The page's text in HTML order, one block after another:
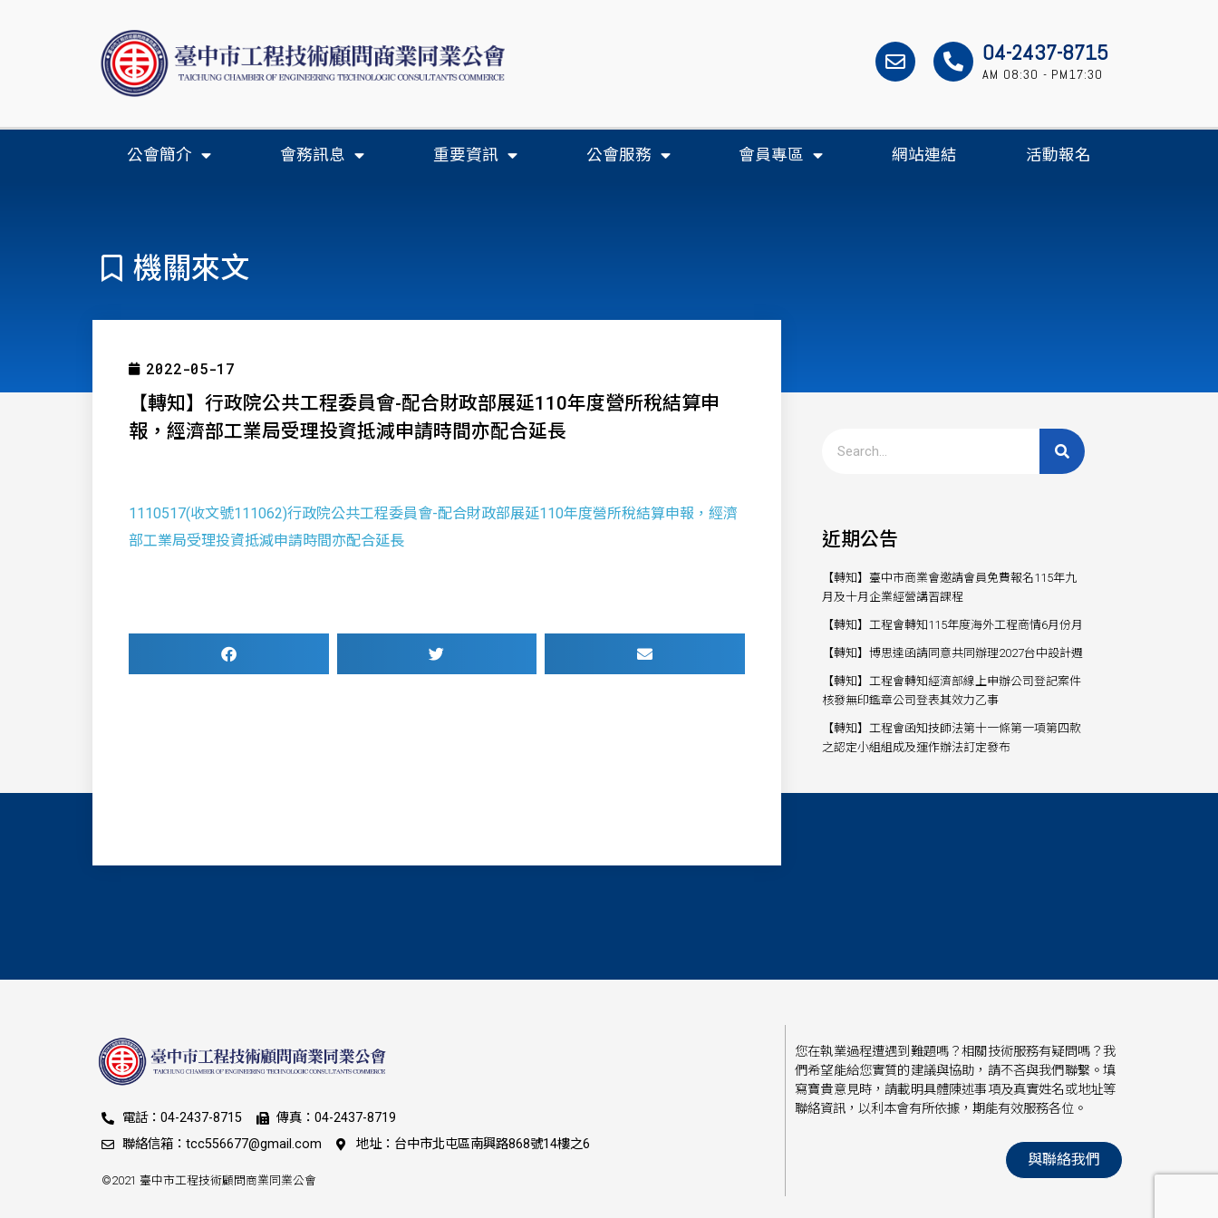
04-2437-8715
AM 08:30 - PM17:30
公會簡介 會務訊息 重要資訊 公會服務 會員專區 網站連結 活動報名
機關來文
2022-05-17
【轉知】行政院公共工程委員會-配合財政部展延110年度營所稅結算申
報，經濟部工業局受理投資抵減申請時間亦配合延長
1110517(收文號111062)行政院公共工程委員會-配合財政部展延110年度營所稅結算申報，經濟
部工業局受理投資抵減申請時間亦配合延長
近期公告
【轉知】臺中市商業會邀請會員免費報名115年九
月及十月企業經營講習課程
【轉知】工程會轉知115年度海外工程商情6月份月
【轉知】博思達函請同意共同辦理2027台中設計週
【轉知】工程會轉知經濟部線上申辦公司登記案件
核發無印鑑章公司登表其效力乙事
【轉知】工程會函知技師法第十一條第一項第四款
之認定小組組成及運作辦法訂定發布
電話：04-2437-8715
傳真：04-2437-8719
聯絡信箱：tcc556677@gmail.com
地址：台中市北屯區南興路868號14樓之6
©2021 臺中市工程技術顧問商業同業公會
您在執業過程遭遇到難題嗎？相關技術服務有疑問嗎？我
們希望能給您實質的建議與協助，請不吝與我們聯繫。填
寫寶貴意見時，請載明具體陳述事項及真實姓名或地址等
聯絡資訊，以利本會有所依據，期能有效服務各位。
與聯絡我們